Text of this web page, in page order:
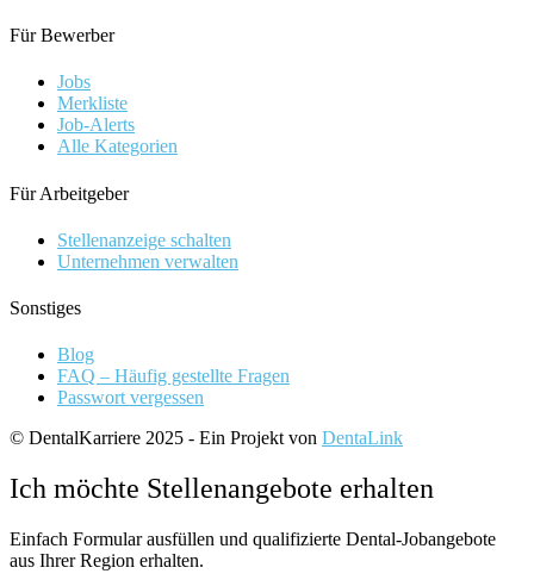
Für Bewerber
Jobs
Merkliste
Job-Alerts
Alle Kategorien
Für Arbeitgeber
Stellenanzeige schalten
Unternehmen verwalten
Sonstiges
Blog
FAQ – Häufig gestellte Fragen
Passwort vergessen
© DentalKarriere 2025 - Ein Projekt von DentaLink
Ich möchte Stellenangebote erhalten
Einfach Formular ausfüllen und qualifizierte Dental-Jobangebote
aus Ihrer Region erhalten.